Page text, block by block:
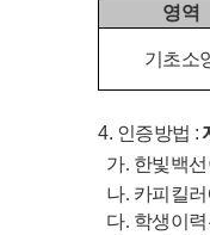
영역
기초소
4. 인증방법 :
가. 한빛백
나. 카피킬
다. 학생이